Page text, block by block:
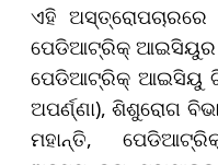
ଏହି
ପେଡିଆଟ୍ରିକ୍ ଆଇସିୟୁର
ପେଡିଆଟ୍ରିକ୍ ଆଇସିୟୁ
ଅପର୍ଣ୍ଣା), ଶିଶୁରୋଗ
ମହାନ୍ତି,